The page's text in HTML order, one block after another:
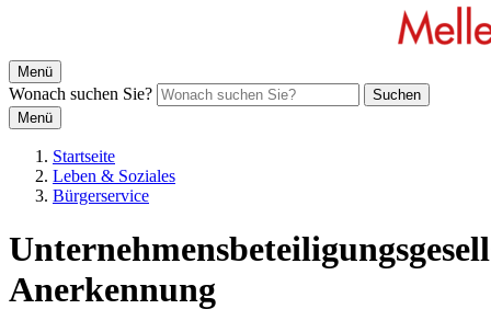
Menü
Wonach suchen Sie?
Suchen
Menü
Startseite
Leben & Soziales
Bürgerservice
Anerkennung